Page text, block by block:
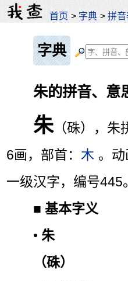
首页 > 字典 >拼音
字典
朱的拼音、意
朱（硃），朱
6画，部首：木 。动
一级汉字，编号445
■基本字义
•朱
（硃）